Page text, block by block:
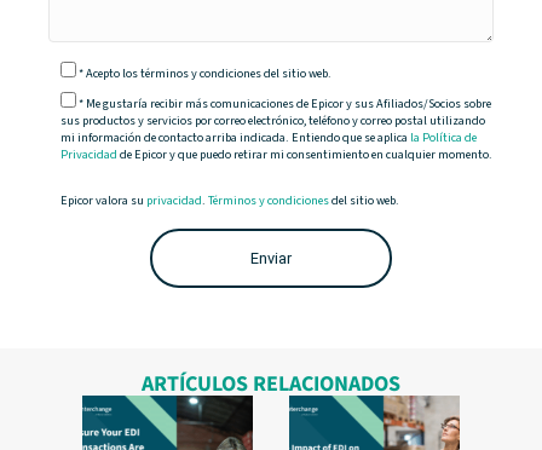
*Acepto los términos y condiciones del sitio web.
* Me gustaría recibir más comunicaciones de Epicor y sus Afiliados/Socios sobre
sus productos y servicios por correo electrónico, teléfono y correo postal utilizando
mi información de contacto arriba indicada. Entiendo que se aplica la Política de
Privacidad de Epicor y que puedo retirar mi consentimiento en cualquier momento.
Epicor valora su privacidad.Términos y condicionesdel sitio web.
ARTÍCULOS RELACIONADOS